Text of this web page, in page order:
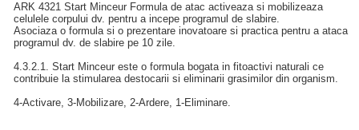
ARK 4321 Start Minceur Formula de atac activeaza si mobilizeaza
celulele corpului dv. pentru a incepe programul de slabire.
Asociaza o formula si o prezentare inovatoare si practica pentru a ataca
programul dv. de slabire pe 10 zile.
4.3.2.1. Start Minceur este o formula bogata in fitoactivi naturali ce
contribuie la stimularea destocarii si eliminarii grasimilor din organism.
4-Activare, 3-Mobilizare, 2-Ardere, 1-Eliminare.